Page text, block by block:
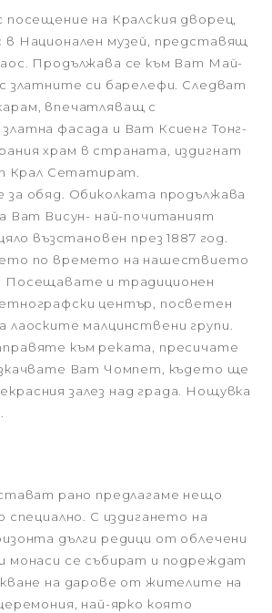
посещение на Кралския дворец,
в Национален музей, представящ
Продължава се към Ват Май-
златните си барелефи. Следват
впечатляващ с
фасада и Ват Ксиенг Тонг-
храм в страната, издигнат
Крал Сетатират.
обяд. Обиколката продължава
Ват Висун- най-почитаният
възстановен през 1887 год.
по времето на нашествието
и традиционен
център, посветен
лаоските малцинствени групи.
към реката, пресичате
Ват Чомпет, където ще
залез над града. Нощувка
рано предлагаме нещо
специално. С издигането на
дълги редици от облечени
монаси се събират и подреждат
на дарове от жителите на
най-ярко която